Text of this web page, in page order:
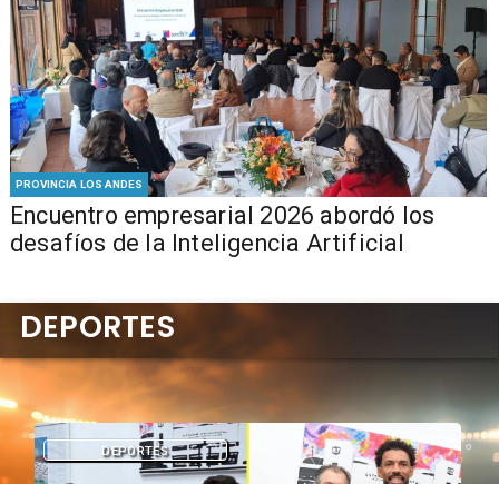
PROVINCIA LOS ANDES
Encuentro empresarial 2026 abordó los
desafíos de la Inteligencia Artificial
DEPORTES
DEPORTES